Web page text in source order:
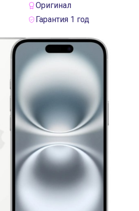
Оригинал
Гарантия 1 год